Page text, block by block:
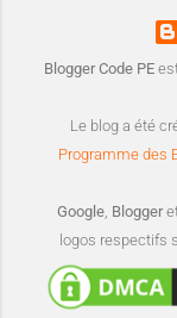
Blogger Code PE
Le blog a été
Programme des
Google, Blogger
logos respectifs